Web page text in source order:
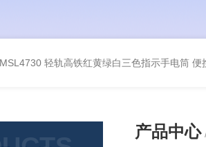
轻轨高铁红黄绿白三色指示手电筒 便
产品中心